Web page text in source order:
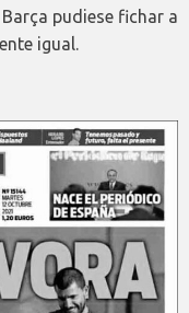
pudiese fichar a
igual.